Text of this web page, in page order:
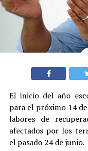
El inicio del año
para el próximo 14
labores de
afectados por los
el pasado 24 de junio.